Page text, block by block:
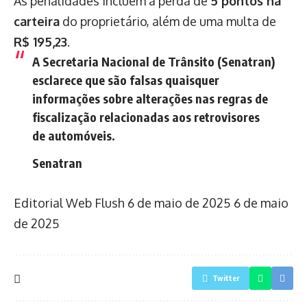
carteira do proprietário, além de uma multa de
R$ 195,23.
A Secretaria Nacional de Trânsito (Senatran)
esclarece que são falsas quaisquer
informações sobre alterações nas regras de
fiscalização relacionadas aos retrovisores
de automóveis.
Senatran
Editorial Web Flush 6 de maio de 2025 6 de maio
de 2025
Twitter